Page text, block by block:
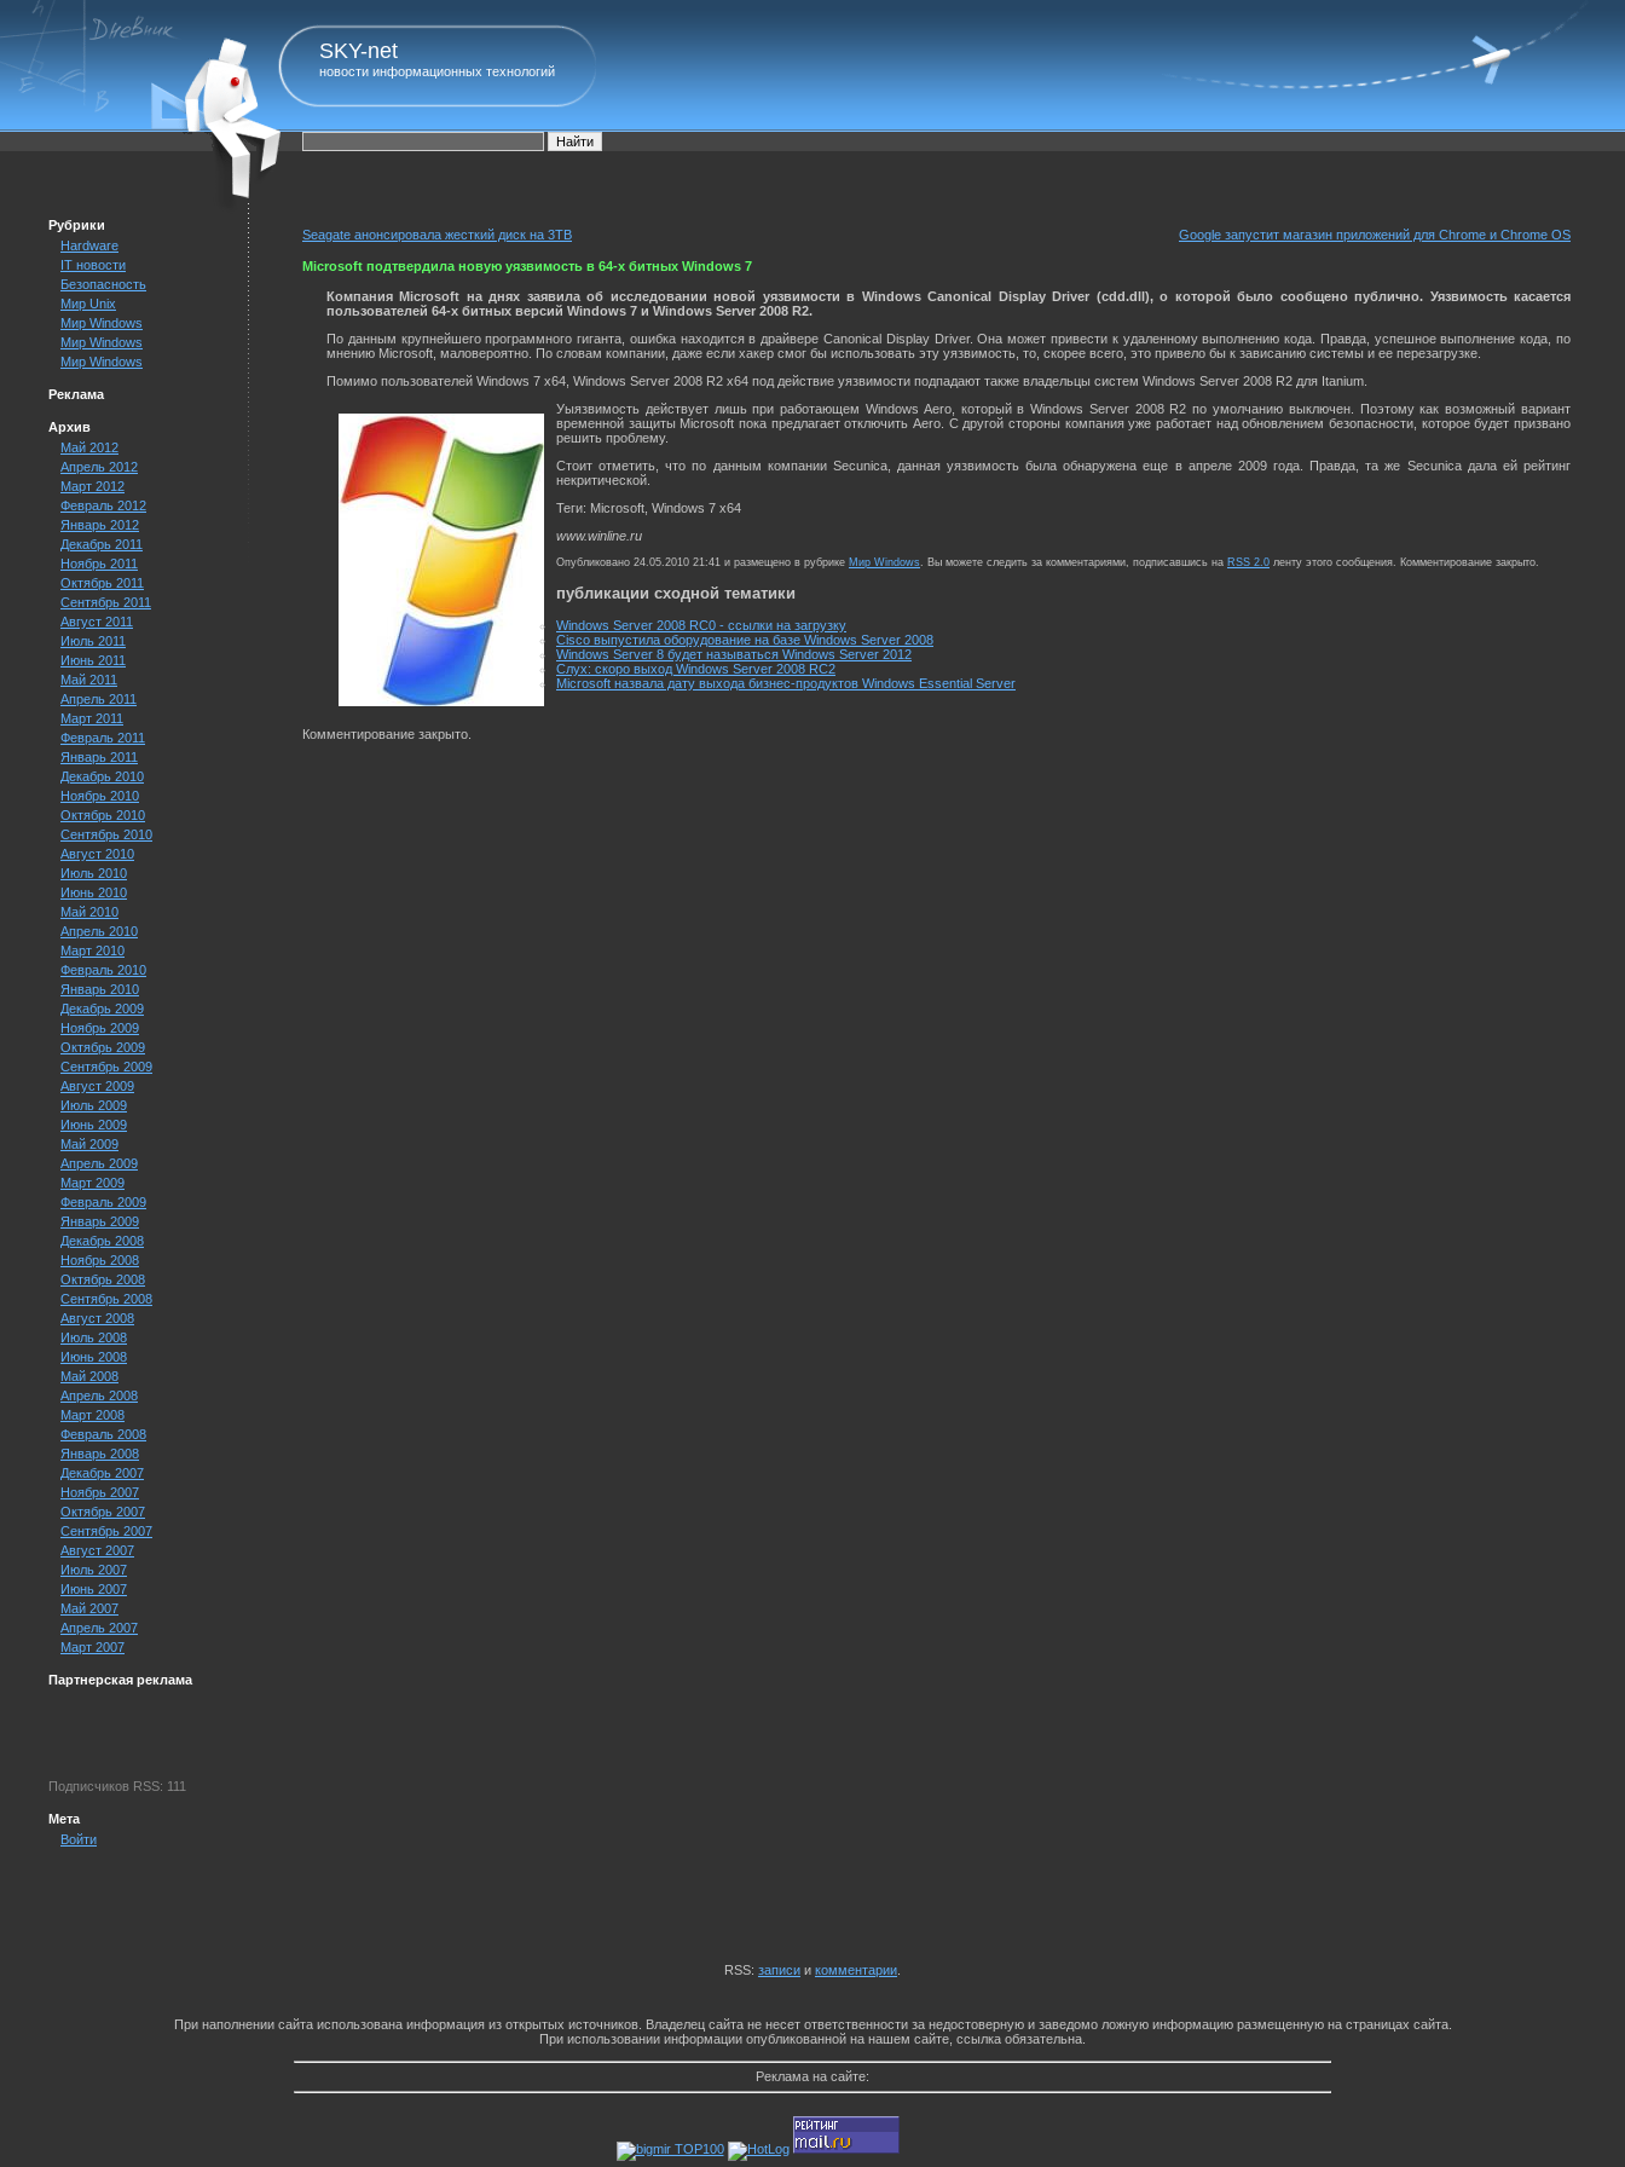
SKY-net
новости информационных технологий
Рубрики
Hardware
IT новости
Безопасность
Мир Unix
Мир Windows
Мир Windows
Мир Windows
Реклама
Архив
Май 2012
Апрель 2012
Март 2012
Февраль 2012
Январь 2012
Декабрь 2011
Ноябрь 2011
Октябрь 2011
Сентябрь 2011
Август 2011
Июль 2011
Июнь 2011
Май 2011
Апрель 2011
Март 2011
Февраль 2011
Январь 2011
Декабрь 2010
Ноябрь 2010
Октябрь 2010
Сентябрь 2010
Август 2010
Июль 2010
Июнь 2010
Май 2010
Апрель 2010
Март 2010
Февраль 2010
Январь 2010
Декабрь 2009
Ноябрь 2009
Октябрь 2009
Сентябрь 2009
Август 2009
Июль 2009
Июнь 2009
Май 2009
Апрель 2009
Март 2009
Февраль 2009
Январь 2009
Декабрь 2008
Ноябрь 2008
Октябрь 2008
Сентябрь 2008
Август 2008
Июль 2008
Июнь 2008
Май 2008
Апрель 2008
Март 2008
Февраль 2008
Январь 2008
Декабрь 2007
Ноябрь 2007
Октябрь 2007
Сентябрь 2007
Август 2007
Июль 2007
Июнь 2007
Май 2007
Апрель 2007
Март 2007
Партнерская реклама
Подписчиков RSS: 111
Мета
Войти
Seagate анонсировала жесткий диск на 3TB Google запустит магазин приложений для Chrome и Chrome OS
Microsoft подтвердила новую уязвимость в 64-х битных Windows 7
Компания Microsoft на днях заявила об исследовании новой уязвимости в Windows Canonical Display Driver (cdd.dll), о которой было сообщено публично. Уязвимость касается
пользователей 64-х битных версий Windows 7 и Windows Server 2008 R2.
По данным крупнейшего программного гиганта, ошибка находится в драйвере Canonical Display Driver. Она может привести к удаленному выполнению кода. Правда, успешное выполнение кода, по
мнению Microsoft, маловероятно. По словам компании, даже если хакер смог бы использовать эту уязвимость, то, скорее всего, это привело бы к зависанию системы и ее перезагрузке.
Помимо пользователей Windows 7 x64, Windows Server 2008 R2 x64 под действие уязвимости подпадают также владельцы систем Windows Server 2008 R2 для Itanium.
Уыязвимость действует лишь при работающем Windows Aero, который в Windows Server 2008 R2 по умолчанию выключен. Поэтому как возможный вариант
временной защиты Microsoft пока предлагает отключить Aero. С другой стороны компания уже работает над обновлением безопасности, которое будет призвано
решить проблему.
Стоит отметить, что по данным компании Secunica, данная уязвимость была обнаружена еще в апреле 2009 года. Правда, та же Secunica дала ей рейтинг
некритической.
Теги: Microsoft, Windows 7 x64
www.winline.ru
Опубликовано 24.05.2010 21:41 и размещено в рубрике Мир Windows. Вы можете следить за комментариями, подписавшись на RSS 2.0 ленту этого сообщения. Комментирование закрыто.
публикации сходной тематики
Windows Server 2008 RC0 - ссылки на загрузку
Cisco выпустила оборудование на базе Windows Server 2008
Windows Server 8 будет называться Windows Server 2012
Слух: скоро выход Windows Server 2008 RC2
Microsoft назвала дату выхода бизнес-продуктов Windows Essential Server
Комментирование закрыто.
RSS: записи и комментарии
При наполнении сайта использована информация из открытых источников. Владелец сайта не несет ответственности за недостоверную и заведомо ложную информацию размещенную на страницах сайта.
При использовании информации опубликованной на нашем сайте, ссылка обязательна.
Реклама на сайте: